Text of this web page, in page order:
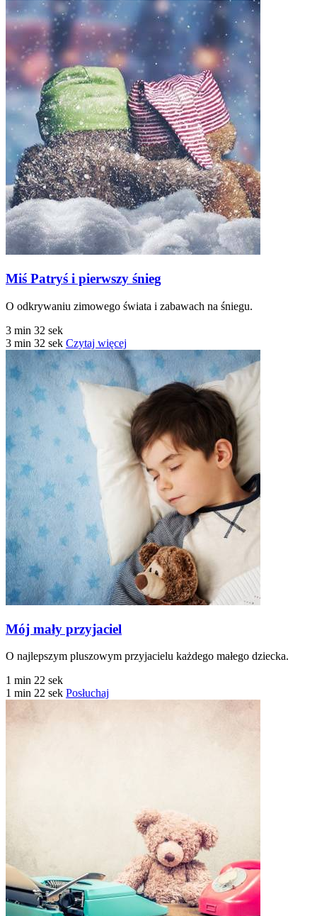
Miś Patryś i pierwszy śnieg
O odkrywaniu zimowego świata i zabawach na śniegu.
3 min 32 sek
3 min 32 sek Czytaj więcej
Mój mały przyjaciel
O najlepszym pluszowym przyjacielu każdego małego dziecka.
1 min 22 sek
1 min 22 sek Posłuchaj